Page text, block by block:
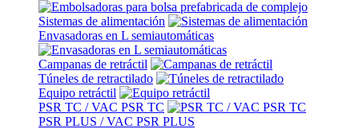
Sistemas de alimentación
Envasadoras en L semiautomáticas
Campanas de retráctil
Túneles de retractilado
Equipo retráctil
PSR TC / VAC PSR TC
PSR PLUS / VAC PSR PLUS